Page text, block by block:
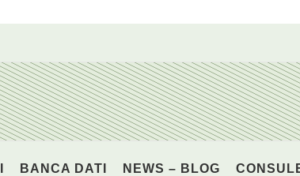
BANCA DATI NEWS – BLOG